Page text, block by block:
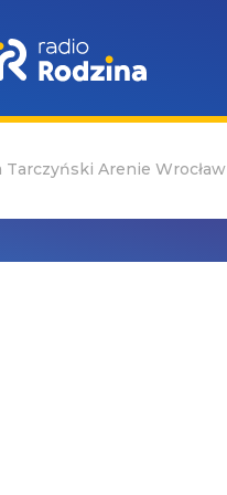
Arenie Wrocław